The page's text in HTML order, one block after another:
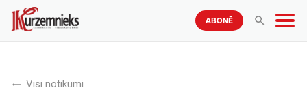
ABONĒ
Visi notikumi